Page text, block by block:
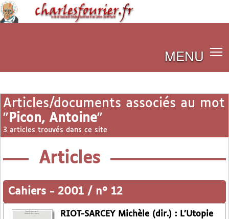
MENU
Articles/documents associés au mot
" Picon, Antoine"
3 articles trouvés dans ce site
Articles
Cahiers - 2001 / n° 12
RIOT-SARCEY Michèle (dir.) : L’Utopie